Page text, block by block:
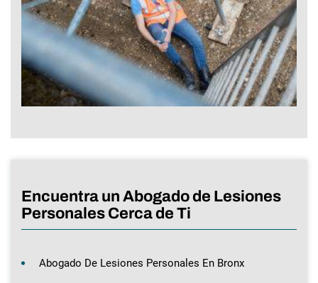
Encuentra un Abogado de Lesiones
Personales Cerca de Ti
Abogado De Lesiones Personales En Bronx